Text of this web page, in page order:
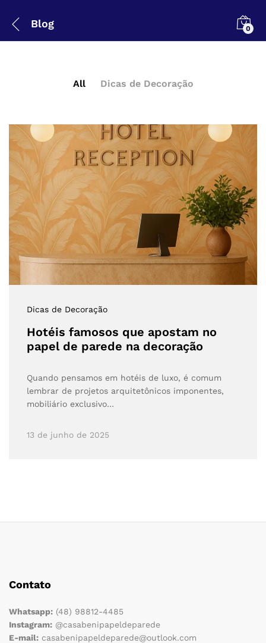
Blog 0
All Dicas de Decoração
Dicas de Decoração
Hotéis famosos que apostam no
papel de parede na decoração
Quando pensamos em hotéis de luxo, é comum
lembrar de projetos arquitetônicos imponentes,
mobiliário exclusivo…
13 de junho de 2025
Contato
Whatsapp: (48) 98812-4485
Instagram: @casabenipapeldeparede
E-mail: casabenipapeldeparede@outlook.com